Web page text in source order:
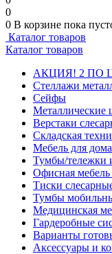
0
0 В корзине пока
Каталог товаров
Каталог товаров
АКЦИЯ! 2 ПО
Стеллажи
Сейфы
Металлические
Верстаки
Складская
Мебель для дома
Тумбы/тележки
Офисная
Тиски
Тумбы
Медицинская
Гардеробные
Варианты
Аксессуары и